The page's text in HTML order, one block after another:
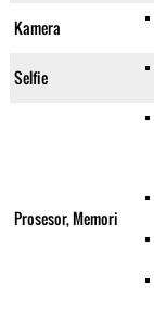
Kamera
Selfie
Prosesor, Memori